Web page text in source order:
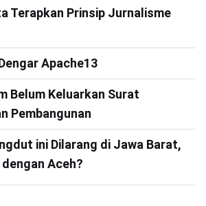
Terapkan Prinsip Jurnalisme
Apache13
Belum Keluarkan Surat
Pembangunan
ini Dilarang di Jawa Barat,
Aceh?